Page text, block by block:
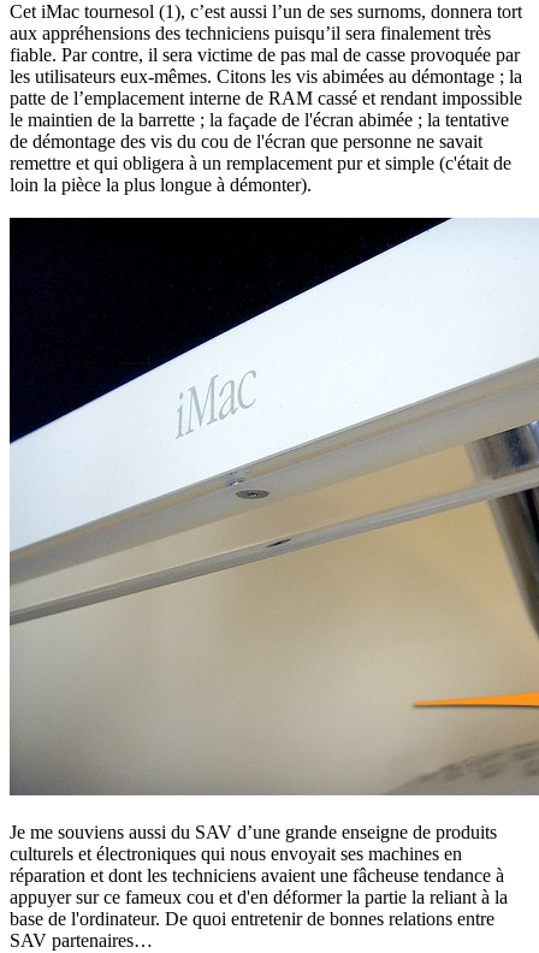
Cet iMac tournesol (1), c’est aussi l’un de ses surnoms, donnera tort
aux appréhensions des techniciens puisqu’il sera finalement très
fiable. Par contre, il sera victime de pas mal de casse provoquée par
les utilisateurs eux-mêmes. Citons les vis abimées au démontage ; la
patte de l’emplacement interne de RAM cassé et rendant impossible
le maintien de la barrette ; la façade de l'écran abimée ; la tentative
de démontage des vis du cou de l'écran que personne ne savait
remettre et qui obligera à un remplacement pur et simple (c'était de
loin la pièce la plus longue à démonter).
Je me souviens aussi du SAV d’une grande enseigne de produits
culturels et électroniques qui nous envoyait ses machines en
réparation et dont les techniciens avaient une fâcheuse tendance à
appuyer sur ce fameux cou et d'en déformer la partie la reliant à la
base de l'ordinateur. De quoi entretenir de bonnes relations entre
SAV partenaires…